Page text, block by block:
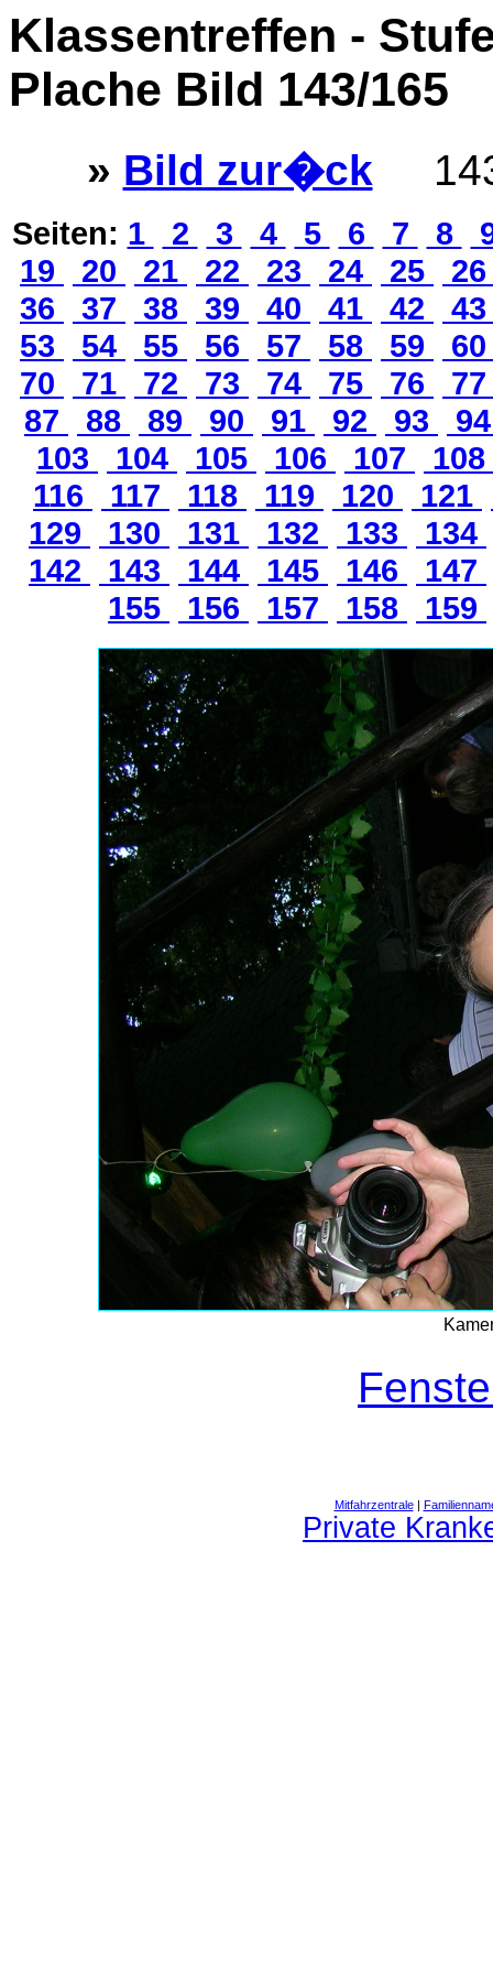
Klassentreffen -
Plache Bild 143/165
» Bild zur�ck
Seiten: 1 2 3 4 5 6 7 8
19
20 21 22 23 24 25
36
37 38 39 40 41 42
53
54 55 56 57 58 59
70
71 72 73 74 75 76
87
88 89 90 91 92 93
103
104 105 106 107
108
116
117 118 119 120 121
129
130 131 132 133
134
142
143 144 145 146
147
155
156 157 158 159
Mitfahrzentrale|
Private